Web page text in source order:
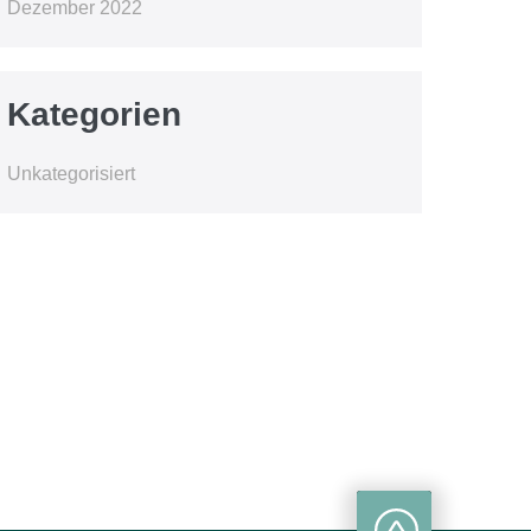
Dezember 2022
Kategorien
Unkategorisiert